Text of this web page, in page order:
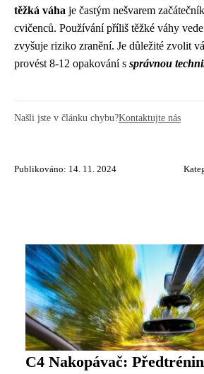
těžká váha je častým nešvarem
cvičenců. Používání příliš těžké váhy
zvyšuje riziko zranění. Je důležité zvolit
provést 8-12 opakování s správnou
Našli jste v článku chybu?Kontaktujte nás
Publikováno: 14. 11. 2024
C4 Nakopávač: